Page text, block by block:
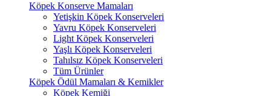
Köpek Konserve Mamaları
Yetişkin Köpek Konserveleri
Yavru Köpek Konserveleri
Light Köpek Konserveleri
Yaşlı Köpek Konserveleri
Tahılsız Köpek Konserveleri
Tüm Ürünler
Köpek Ödül Mamaları & Kemikler
Köpek Kemiği